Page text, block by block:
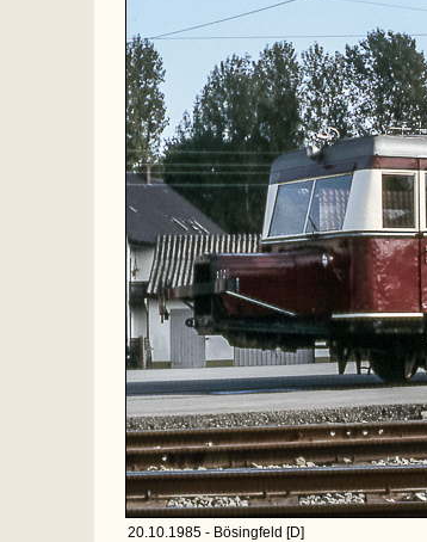
20.10.1985 - Bösingfeld [D]